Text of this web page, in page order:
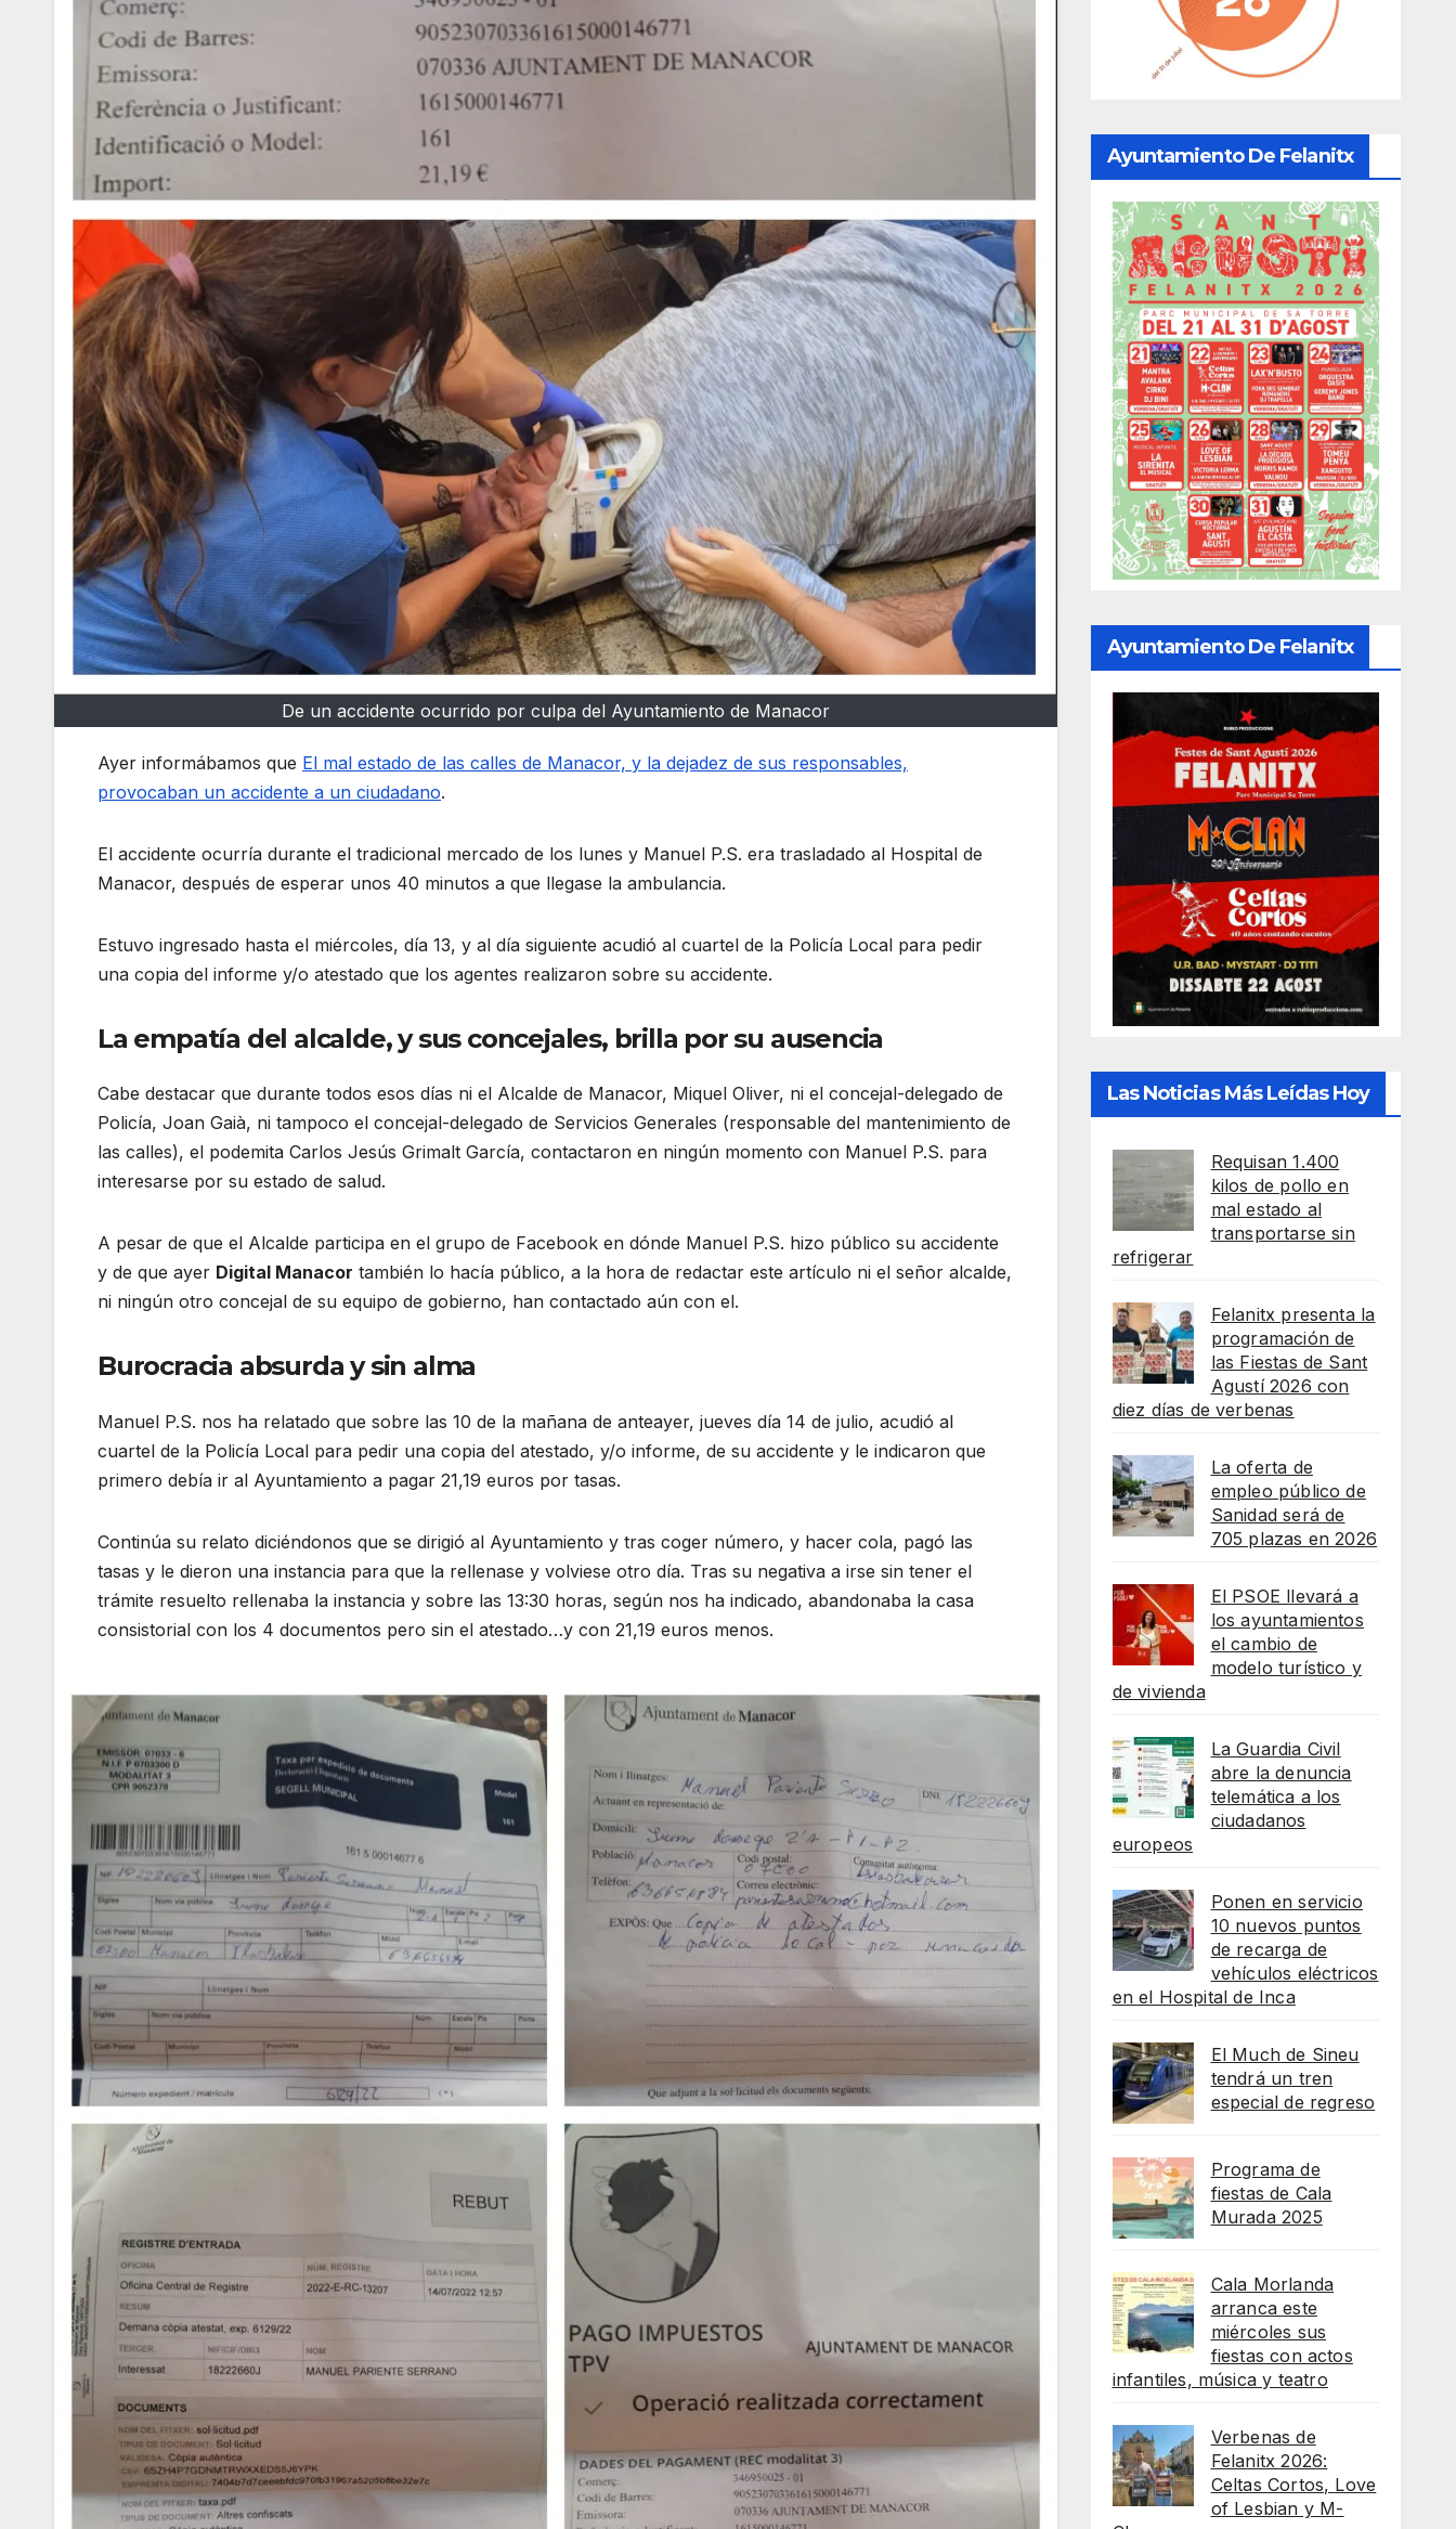
De un accidente ocurrido por culpa del Ayuntamiento de Manacor
Ayer informábamos que El mal estado de las calles de Manacor, y la dejadez de sus responsables,
provocaban un accidente a un ciudadano.
El accidente ocurría durante el tradicional mercado de los lunes y Manuel P.S. era trasladado al Hospital de
Manacor, después de esperar unos 40 minutos a que llegase la ambulancia.
Estuvo ingresado hasta el miércoles, día 13, y al día siguiente acudió al cuartel de la Policía Local para pedir
una copia del informe y/o atestado que los agentes realizaron sobre su accidente.
La empatía del alcalde, y sus concejales, brilla por su ausencia
Cabe destacar que durante todos esos días ni el Alcalde de Manacor, Miquel Oliver, ni el concejal-delegado de
Policía, Joan Gaià, ni tampoco el concejal-delegado de Servicios Generales (responsable del mantenimiento de
las calles), el podemita Carlos Jesús Grimalt García, contactaron en ningún momento con Manuel P.S. para
interesarse por su estado de salud.
A pesar de que el Alcalde participa en el grupo de Facebook en dónde Manuel P.S. hizo público su accidente
y de que ayer Digital Manacor también lo hacía público, a la hora de redactar este artículo ni el señor alcalde,
ni ningún otro concejal de su equipo de gobierno, han contactado aún con el.
Burocracia absurda y sin alma
Manuel P.S. nos ha relatado que sobre las 10 de la mañana de anteayer, jueves día 14 de julio, acudió al
cuartel de la Policía Local para pedir una copia del atestado, y/o informe, de su accidente y le indicaron que
primero debía ir al Ayuntamiento a pagar 21,19 euros por tasas.
Continúa su relato diciéndonos que se dirigió al Ayuntamiento y tras coger número, y hacer cola, pagó las
tasas y le dieron una instancia para que la rellenase y volviese otro día. Tras su negativa a irse sin tener el
trámite resuelto rellenaba la instancia y sobre las 13:30 horas, según nos ha indicado, abandonaba la casa
consistorial con los 4 documentos pero sin el atestado…y con 21,19 euros menos.
Ayuntamiento De Felanitx
Ayuntamiento De Felanitx
Las Noticias Más Leídas Hoy
Requisan 1.400
kilos de pollo en
mal estado al
transportarse sin
refrigerar
Felanitx presenta la
programación de
las Fiestas de Sant
Agustí 2026 con
diez días de verbenas
La oferta de
empleo público de
Sanidad será de
705 plazas en 2026
El PSOE llevará a
los ayuntamientos
el cambio de
modelo turístico y
de vivienda
La Guardia Civil
abre la denuncia
telemática a los
ciudadanos
europeos
Ponen en servicio
10 nuevos puntos
de recarga de
vehículos eléctricos
en el Hospital de Inca
El Much de Sineu
tendrá un tren
especial de regreso
Programa de
fiestas de Cala
Murada 2025
Cala Morlanda
arranca este
miércoles sus
fiestas con actos
infantiles, música y teatro
Verbenas de
Felanitx 2026:
Celtas Cortos, Love
of Lesbian y M-